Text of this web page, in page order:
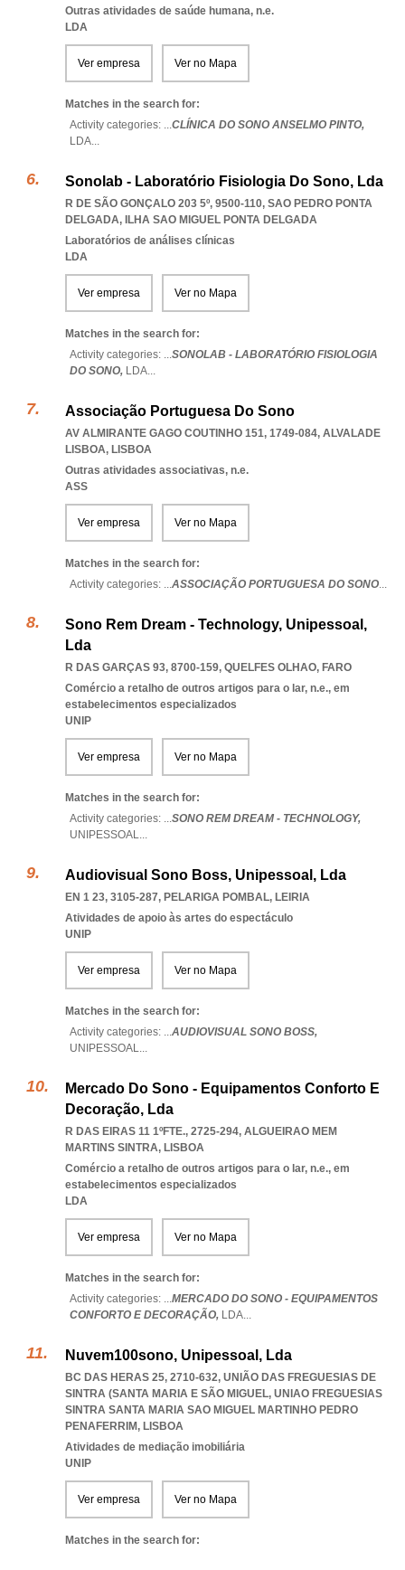
Outras atividades de saúde humana, n.e.
LDA
Ver empresa Ver no Mapa
Matches in the search for:
Activity categories: ...CLÍNICA DO SONO ANSELMO PINTO,
LDA...
Sonolab - Laboratório Fisiologia Do Sono, Lda
R DE SÃO GONÇALO 203 5º, 9500-110, SAO PEDRO PONTA
DELGADA, ILHA SAO MIGUEL PONTA DELGADA
Laboratórios de análises clínicas
LDA
Ver empresa Ver no Mapa
Matches in the search for:
Activity categories: ...SONOLAB - LABORATÓRIO FISIOLOGIA
DO SONO, LDA...
Associação Portuguesa Do Sono
AV ALMIRANTE GAGO COUTINHO 151, 1749-084, ALVALADE
LISBOA, LISBOA
Outras atividades associativas, n.e.
ASS
Ver empresa Ver no Mapa
Matches in the search for:
Activity categories: ...ASSOCIAÇÃO PORTUGUESA DO SONO...
Sono Rem Dream - Technology, Unipessoal,
Lda
R DAS GARÇAS 93, 8700-159, QUELFES OLHAO, FARO
Comércio a retalho de outros artigos para o lar, n.e., em
estabelecimentos especializados
UNIP
Ver empresa Ver no Mapa
Matches in the search for:
Activity categories: ...SONO REM DREAM - TECHNOLOGY,
UNIPESSOAL...
Audiovisual Sono Boss, Unipessoal, Lda
EN 1 23, 3105-287, PELARIGA POMBAL, LEIRIA
Atividades de apoio às artes do espectáculo
UNIP
Ver empresa Ver no Mapa
Matches in the search for:
Activity categories: ...AUDIOVISUAL SONO BOSS,
UNIPESSOAL...
Mercado Do Sono - Equipamentos Conforto E
Decoração, Lda
R DAS EIRAS 11 1ºFTE., 2725-294, ALGUEIRAO MEM
MARTINS SINTRA, LISBOA
Comércio a retalho de outros artigos para o lar, n.e., em
estabelecimentos especializados
LDA
Ver empresa Ver no Mapa
Matches in the search for:
Activity categories: ...MERCADO DO SONO - EQUIPAMENTOS
CONFORTO E DECORAÇÃO, LDA...
Nuvem100sono, Unipessoal, Lda
BC DAS HERAS 25, 2710-632, UNIÃO DAS FREGUESIAS DE
SINTRA (SANTA MARIA E SÃO MIGUEL, UNIAO FREGUESIAS
SINTRA SANTA MARIA SAO MIGUEL MARTINHO PEDRO
PENAFERRIM, LISBOA
Atividades de mediação imobiliária
UNIP
Ver empresa Ver no Mapa
Matches in the search for: